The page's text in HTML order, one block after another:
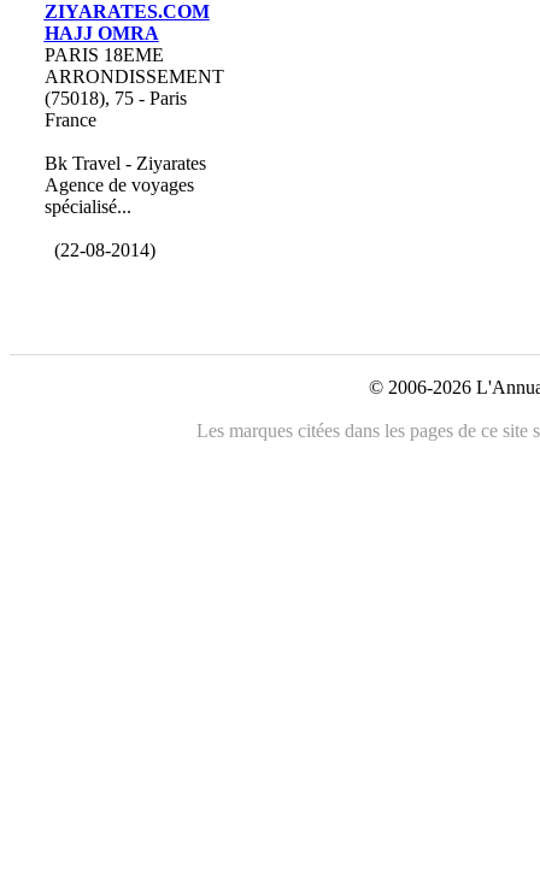
ZIYARATES.COM
HAJJ OMRA
PARIS 18EME
ARRONDISSEMENT
(75018), 75 - Paris
France
Bk Travel - Ziyarates
Agence de voyages
spécialisé...
(22-08-2014)
© 2006-2026
Les marques citées dans les pages de ce